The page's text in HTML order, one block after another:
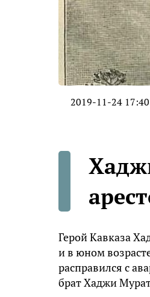
2019-11-24
Герой Кавказа
и в юном
расправился с
брат Хаджи